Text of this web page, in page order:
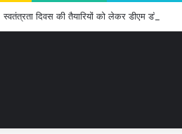
स्वतंत्रता दिवस की तैयारियों को लेकर डीएम डॉ. आशीष